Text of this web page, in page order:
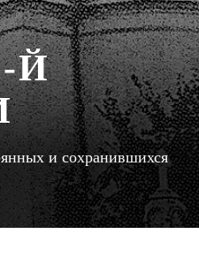
Й
и сохранившихся